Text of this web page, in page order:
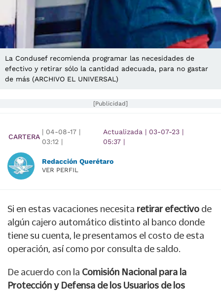
La Condusef recomienda programar las necesidades de
efectivo y retirar sólo la cantidad adecuada, para no gastar
de más (ARCHIVO EL UNIVERSAL)
[Publicidad]
CARTERA
| 04-08-17 |
03:12 |
Actualizada | 03-07-23 |
05:37 |
Redacción Querétaro
VER PERFIL
Si en estas vacaciones necesita retirar efectivo de
algún cajero automático distinto al banco donde
tiene su cuenta, le presentamos el costo de esta
operación, así como por consulta de saldo.
De acuerdo con la Comisión Nacional para la
Protección y Defensa de los Usuarios de los